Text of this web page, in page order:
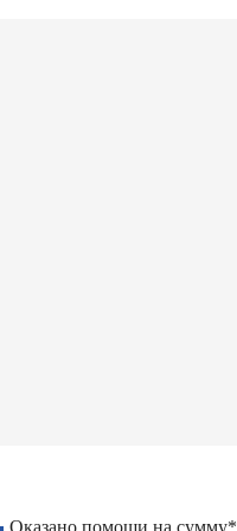
Оказано помощи на сумму*